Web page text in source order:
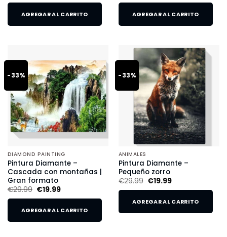
AGREGAR AL CARRITO AGREGAR AL CARRITO
-33%
DIAMOND PAINTING
Pintura Diamante –
Cascada con montañas |
Gran formato
€29.99 €19.99
AGREGAR AL CARRITO
-33%
ANIMALES
Pintura Diamante –
Pequeño zorro
€29.99 €19.99
AGREGAR AL CARRITO